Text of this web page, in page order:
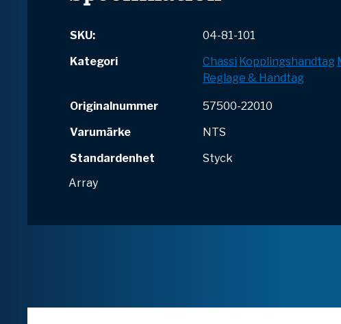
SKU:
04-81-101
Kategori
Chassi Kopplingshandtag
Reglage & Handtag
Originalnummer
57500-22010
Varumärke
NTS
Standardenhet
Styck
Array